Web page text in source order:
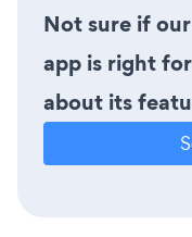
Not sure if
app is right
about its